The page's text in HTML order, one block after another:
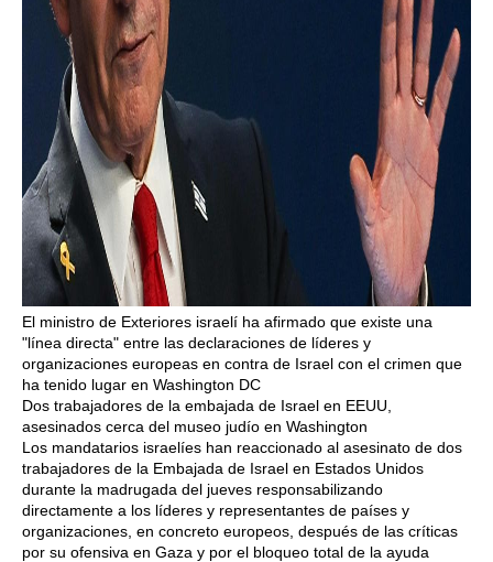
El ministro de Exteriores israelí ha afirmado que existe una
"línea directa" entre las declaraciones de líderes y
organizaciones europeas en contra de Israel con el crimen que
ha tenido lugar en Washington DC
Dos trabajadores de la embajada de Israel en EEUU,
asesinados cerca del museo judío en Washington
Los mandatarios israelíes han reaccionado al asesinato de dos
trabajadores de la Embajada de Israel en Estados Unidos
durante la madrugada del jueves responsabilizando
directamente a los líderes y representantes de países y
organizaciones, en concreto europeos, después de las críticas
por su ofensiva en Gaza y por el bloqueo total de la ayuda